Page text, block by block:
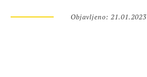
Objavljeno: 21.01.2023